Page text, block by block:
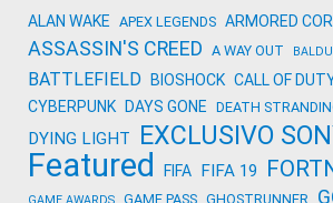
ALAN WAKE APEX LEGENDS ARMORED
ASSASSIN'S CREED A WAY OUT
BATTLEFIELD BIOSHOCK CALL OF
CYBERPUNK DAYS GONE DEATH
DYING LIGHT EXCLUSIVO
Featured FIFA FIFA 19
GAME AWARDS GAME PASS GHOSTRUNNER